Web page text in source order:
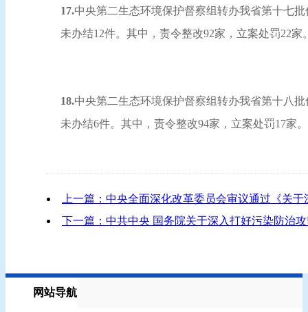
17.中央第二生态环境保护督察组转办我省第十七
未办结12件。其中，责令整改92家，立案处罚22家
18.中央第二生态环境保护督察组转办我省第十八
未办结6件。其中，责令整改94家，立案处罚17家
上一篇：中央全面深化改革委员会审议通过《关
下一篇：中共中央 国务院关于深入打好污染防治
网站导航